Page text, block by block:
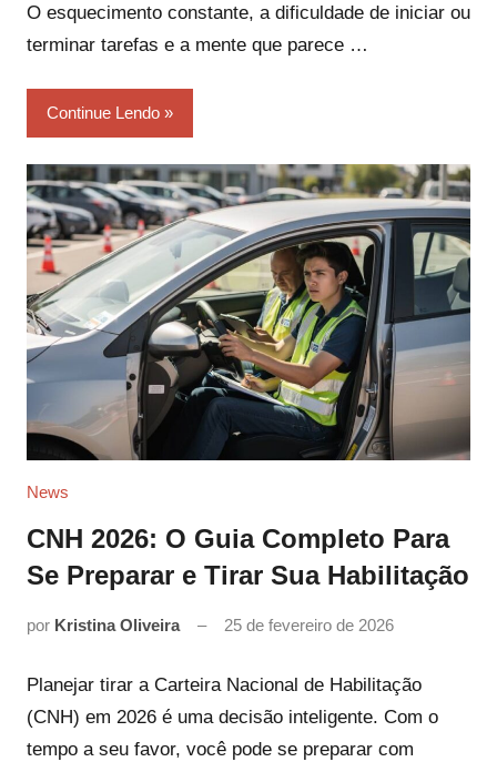
O esquecimento constante, a dificuldade de iniciar ou
terminar tarefas e a mente que parece …
Continue Lendo
News
CNH 2026: O Guia Completo Para
Se Preparar e Tirar Sua Habilitação
por Kristina Oliveira 25 de fevereiro de 2026
Planejar tirar a Carteira Nacional de Habilitação
(CNH) em 2026 é uma decisão inteligente. Com o
tempo a seu favor, você pode se preparar com